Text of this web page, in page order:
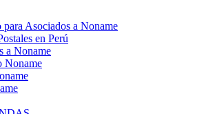
Asociados a Noname
en Perú
a Noname
Noname